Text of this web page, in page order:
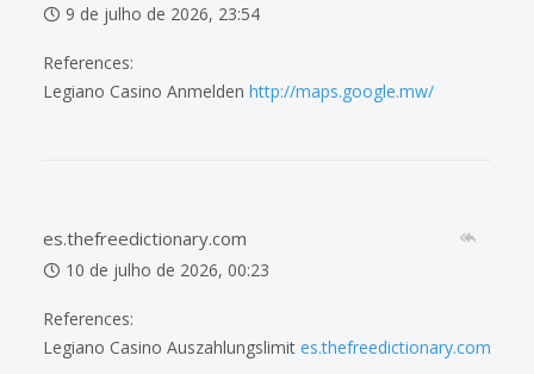
9 de julho de 2026, 23:54
References:
Legiano Casino Anmelden http://maps.google.mw/
es.thefreedictionary.com
10 de julho de 2026, 00:23
References:
Legiano Casino Auszahlungslimit es.thefreedictionary.com